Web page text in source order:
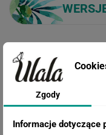
Zgody
Informacje dotyczące